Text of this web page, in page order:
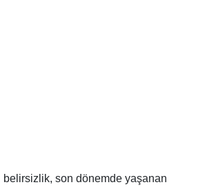
belirsizlik, son dönemde yaşanan